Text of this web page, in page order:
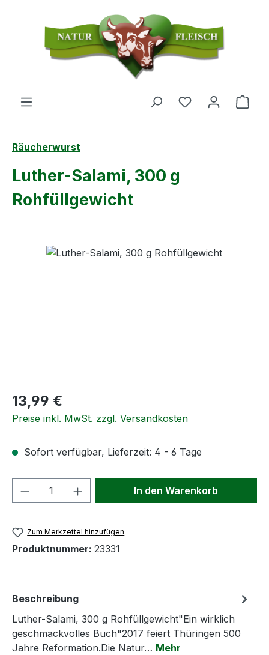
Zum Hauptinhalt springen
Du hast 0
Räucherwurst
Luther-Salami, 300 g
Rohfüllgewicht
Bildergalerie überspringen
Regulärer Preis:
13,99 €
Preise inkl. MwSt. zzgl. Versandkosten
Sofort verfügbar, Lieferzeit: 4 - 6 Tage
Produkt Anzahl: Gib denIn den Warenkorb
Zum Merkzettel hinzufügen
Produktnummer: 23331
Beschreibung
Luther-Salami, 300 g Rohfüllgewicht"Ein wirklich
geschmackvolles Buch"2017 feiert Thüringen 500
Jahre Reformation.Die Natur… Mehr